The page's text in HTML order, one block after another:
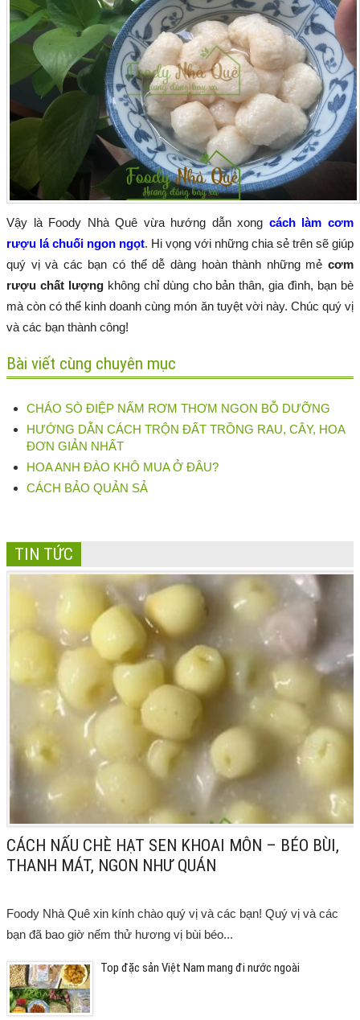
Vậy là Foody Nhà Quê vừa hướng dẫn xong cách làm cơm
rượu lá chuối ngon ngọt. Hi vọng với những chia sẻ trên sẽ giúp
quý vị và các bạn có thể dễ dàng hoàn thành những mẻ cơm
rượu chất lượngkhông chỉ dùng cho bản thân, gia đình, bạn bè
mà còn có thể kinh doanh cùng món ăn tuyệt vời này. Chúc quý vị
và các bạn thành công!
Bài viết cùng chuyên mục
CHÁO SÒ ĐIỆP NẤM RƠM THƠM NGON BỖ DƯỠNG
HƯỚNG DẪN CÁCH TRỘN ĐẤT TRỒNG RAU, CÂY, HOA
ĐƠN GIẢN NHẤT
HOA ANH ĐÀO KHÔ MUA Ở ĐÂU?
CÁCH BẢO QUẢN SẢ
TIN TỨC
CÁCH NẤU CHÈ HẠT SEN KHOAI MÔN – BÉO BÙI,
THANH MÁT, NGON NHƯ QUÁN
Foody Nhà Quê xin kính chào quý vị và các bạn! Quý vị và các
bạn đã bao giờ nếm thử hương vị bùi béo...
Top đặc sản Việt Nam mang đi nước ngoài